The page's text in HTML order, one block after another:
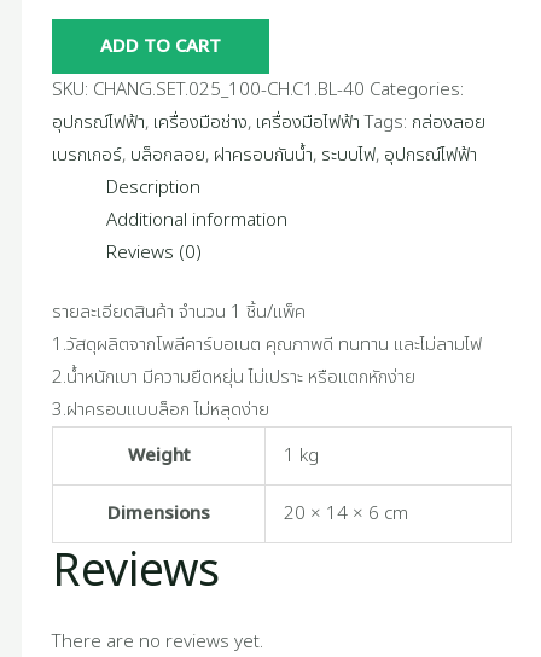
ADD TO CART
SKU: CHANG.SET.025_100-CH.C1.BL-40 Categories:
อุปกรณ์ไฟฟ้า, เครื่องมือช่าง, เครื่องมือไฟฟ้า Tags: กล่องลอย
เบรกเกอร์, บล็อกลอย, ฝาครอบกันน้ำ, ระบบไฟ, อุปกรณ์ไฟฟ้า
Description
Additional information
Reviews (0)
รายละเอียดสินค้า จำนวน 1 ชิ้น/แพ็ค
1.วัสดุผลิตจากโพลีคาร์บอเนต คุณภาพดี ทนทาน และไม่ลามไฟ
2.น้ำหนักเบา มีความยืดหยุ่น ไม่เปราะ หรือแตกหักง่าย
3.ฝาครอบแบบล็อก ไม่หลุดง่าย
Weight
1 kg
Dimensions 20 × 14 × 6 cm
Reviews
There are no reviews yet.